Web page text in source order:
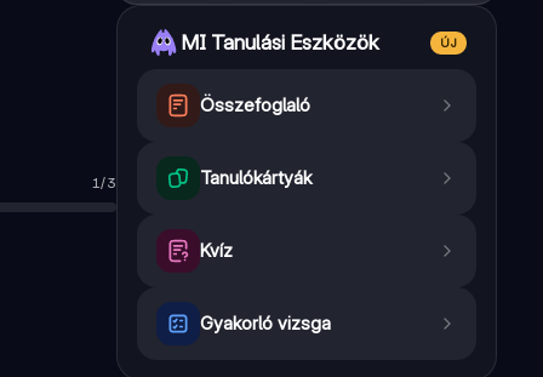
1/3
MI Tanulási Eszközök ÚJ
Összefoglaló
Tanulókártyák
Kvíz
Gyakorló vizsga